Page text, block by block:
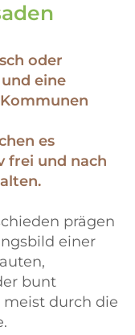
oder
eine
es
frei und nach
prägen
einer
bunt
durch die